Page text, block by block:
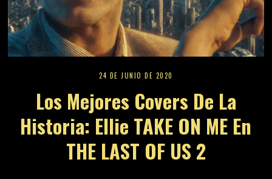
24 DE JUNIO DE 2020
Los Mejores Covers De La
Historia: Ellie TAKE ON ME En
THE LAST OF US 2